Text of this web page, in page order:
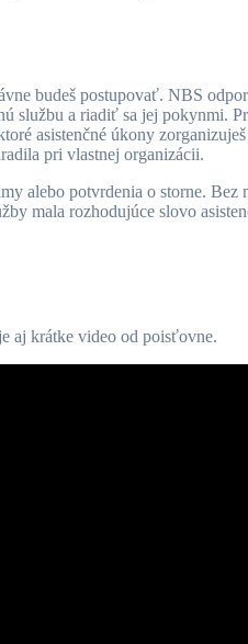
budeš postupovať. NBS
službu a riadiť sa jej pokynmi.
asistenčné úkony
pri vlastnej organizácii.
alebo potvrdenia o storne.
mala rozhodujúce slovo
aj krátke video od poisťovne.